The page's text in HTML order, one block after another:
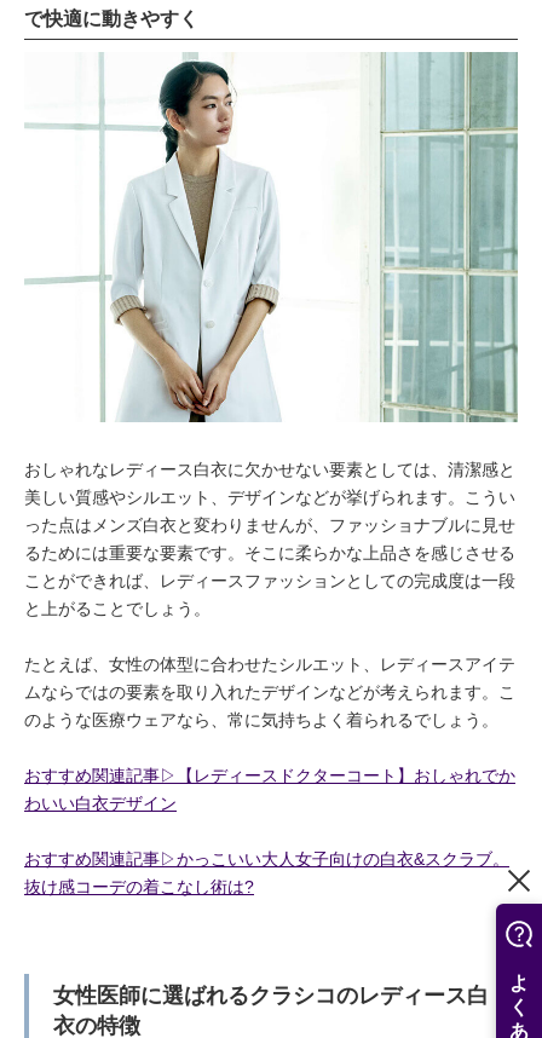
で快適に動きやすく
おしゃれなレディース白衣に欠かせない要素としては、清潔感と
美しい質感やシルエット、デザインなどが挙げられます。こうい
った点はメンズ白衣と変わりませんが、ファッショナブルに見せ
るためには重要な要素です。そこに柔らかな上品さを感じさせる
ことができれば、レディースファッションとしての完成度は一段
と上がることでしょう。
たとえば、女性の体型に合わせたシルエット、レディースアイテ
ムならではの要素を取り入れたデザインなどが考えられます。こ
のような医療ウェアなら、常に気持ちよく着られるでしょう。
おすすめ関連記事▷【レディースドクターコート】おしゃれでか
わいい白衣デザイン
おすすめ関連記事▷かっこいい大人女子向けの白衣&スクラブ。
抜け感コーデの着こなし術は?
女性医師に選ばれるクラシコのレディース白
衣の特徴